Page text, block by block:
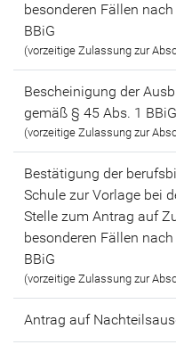
besonderen Fällen
BBiG
(vorzeitige Zulassung zur
Bescheinigung der
gemäß § 45 Abs. 1 BBiG
(vorzeitige Zulassung zur
Bestätigung der
Schule zur Vorlage bei
Stelle zum Antrag auf
besonderen Fällen
BBiG
(vorzeitige Zulassung zur
Antrag auf